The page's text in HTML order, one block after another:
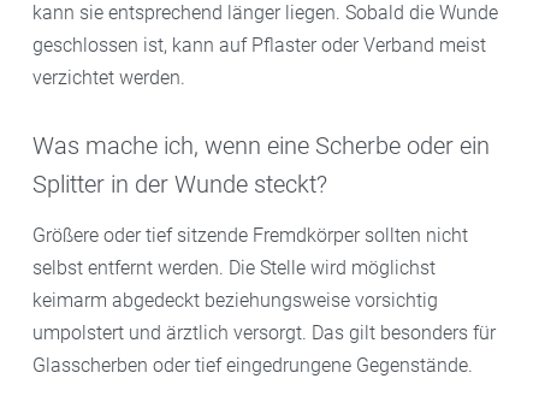
kann sie entsprechend länger liegen. Sobald die Wunde
geschlossen ist, kann auf Pflaster oder Verband meist
verzichtet werden.
Was mache ich, wenn eine Scherbe oder ein
Splitter in der Wunde steckt?
Größere oder tief sitzende Fremdkörper sollten nicht
selbst entfernt werden. Die Stelle wird möglichst
keimarm abgedeckt beziehungsweise vorsichtig
umpolstert und ärztlich versorgt. Das gilt besonders für
Glasscherben oder tief eingedrungene Gegenstände.